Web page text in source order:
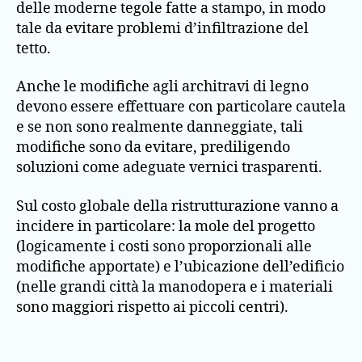
delle moderne tegole fatte a stampo, in modo
tale da evitare problemi d’infiltrazione del
tetto.
Anche le modifiche agli architravi di legno
devono essere effettuare con particolare cautela
e se non sono realmente danneggiate, tali
modifiche sono da evitare, prediligendo
soluzioni come adeguate vernici trasparenti.
Sul costo globale della ristrutturazione vanno a
incidere in particolare: la mole del progetto
(logicamente i costi sono proporzionali alle
modifiche apportate) e l’ubicazione dell’edificio
(nelle grandi città la manodopera e i materiali
sono maggiori rispetto ai piccoli centri).